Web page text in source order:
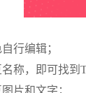
行编辑；
称，即可找到
片和文字；